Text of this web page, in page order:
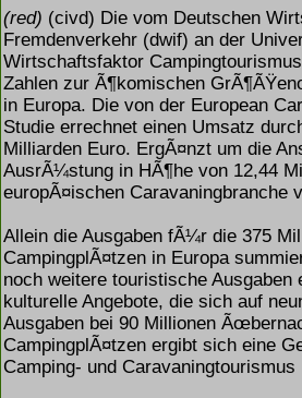
(red) (civd) Die vom Deutschen
Fremdenverkehr (dwif) an der
Wirtschaftsfaktor
Zahlen zur Ã¶komischen
in Europa. Die von der European
Studie errechnet einen Umsatz
Milliarden Euro. ErgÃ¤nzt um die
AusrÃ¼stung in HÃ¶he von 12,44
europÃ¤ischen Caravaningbranche
Allein die Ausgaben fÃ¼r die 375
CampingplÃ¤tzen in Europa
noch weitere touristische
kulturelle Angebote, die sich auf
Ausgaben bei 90 Millionen
CampingplÃ¤tzen ergibt sich eine
Camping- und